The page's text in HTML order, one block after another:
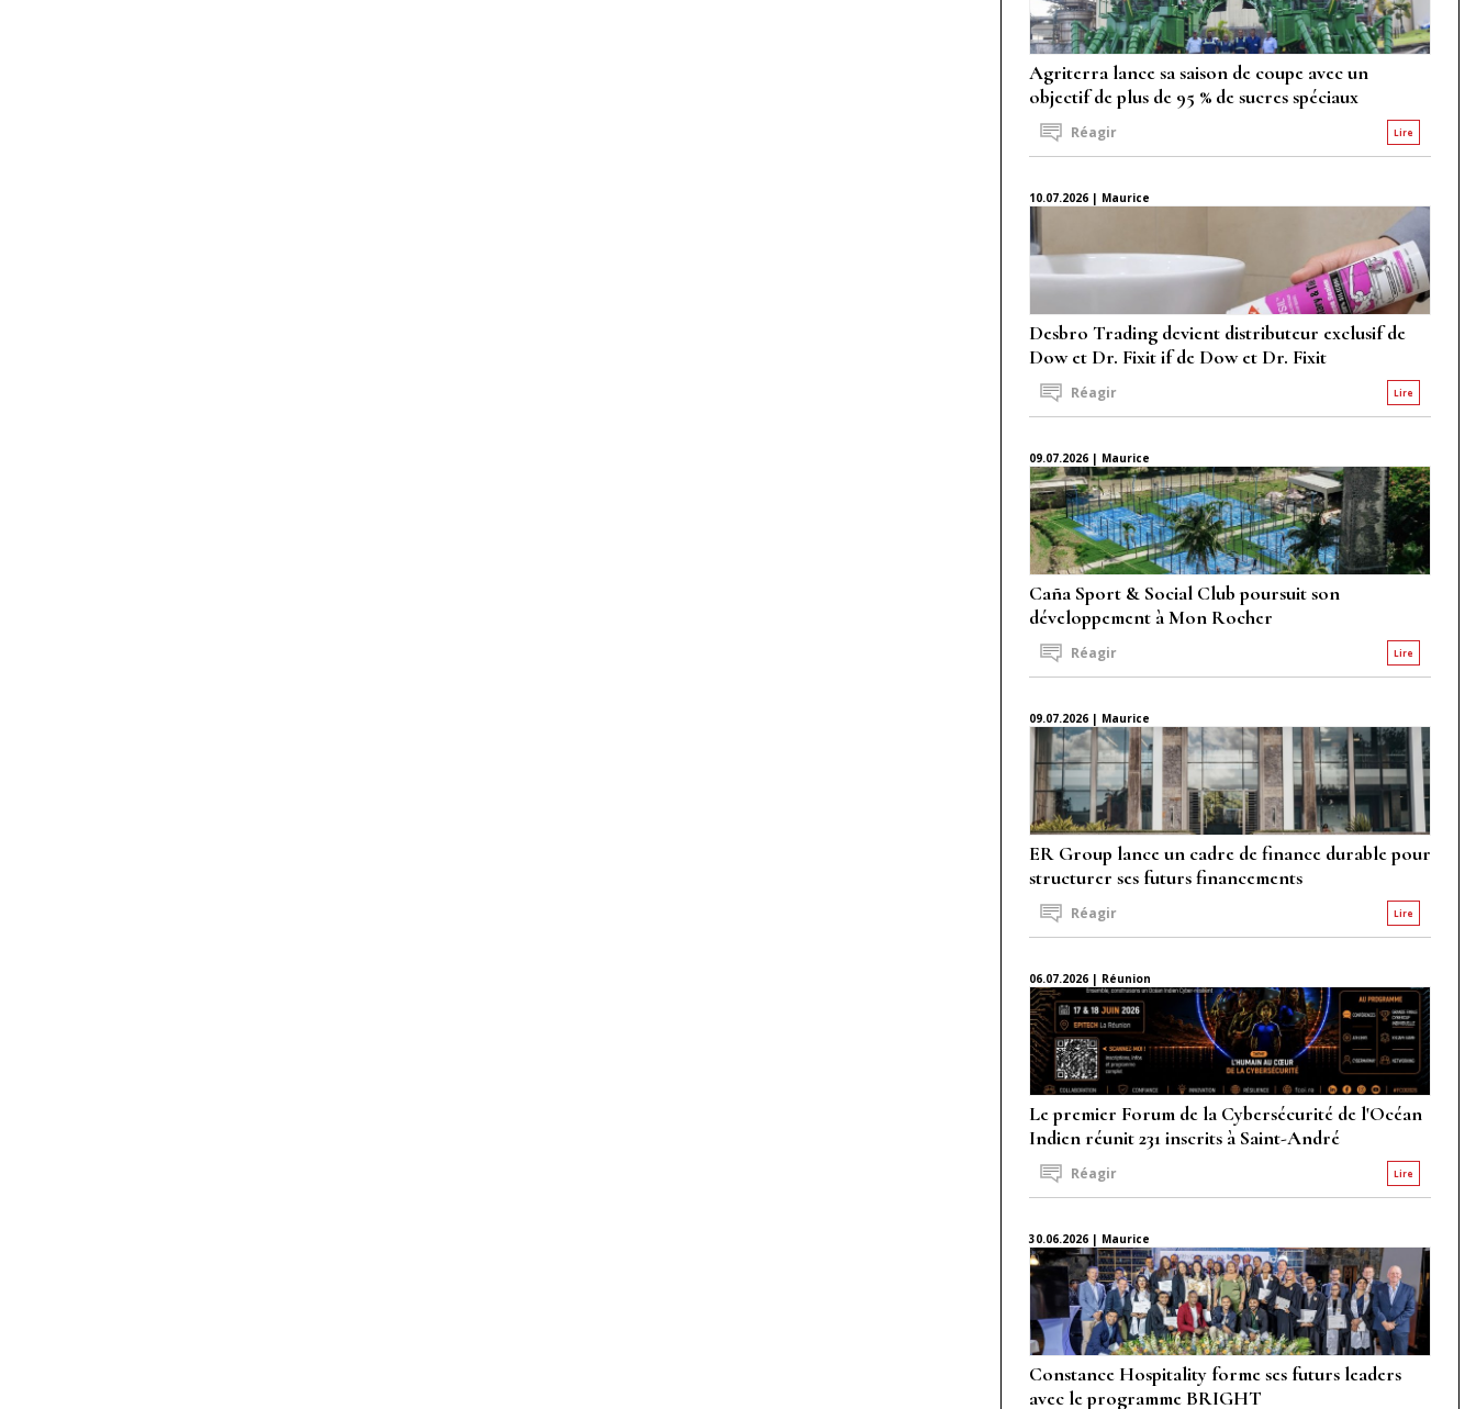
Agriterra lance sa saison de coupe avec un
objectif de plus de 95 % de sucres spéciaux
Lire
Réagir
10.07.2026 | Maurice
Desbro Trading devient distributeur exclusif de
Dow et Dr. Fixit if de Dow et Dr. Fixit
Lire
Réagir
09.07.2026 | Maurice
Caña Sport & Social Club poursuit son
développement à Mon Rocher
Lire
Réagir
09.07.2026 | Maurice
ER Group lance un cadre de finance durable pour
structurer ses futurs financements
Lire
Réagir
06.07.2026 | Réunion
Le premier Forum de la Cybersécurité de l'Océan
Indien réunit 231 inscrits à Saint-André
Lire
Réagir
30.06.2026 | Maurice
Constance Hospitality forme ses futurs leaders
avec le programme BRIGHT